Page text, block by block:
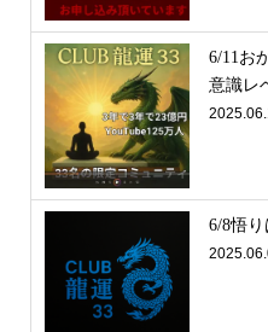
6/11お
意識レ
6/8悟